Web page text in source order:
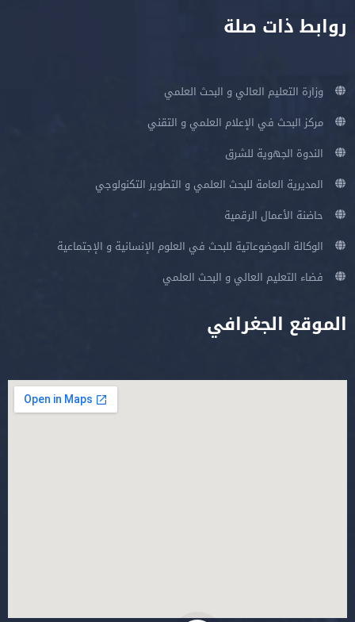
روابط ذات صلة
وزارة التعليم العالي و البحث العلمي
مركز البحث في الإعلام العلمي و التقني
الندوة الجهوية للشرق
المديرية العامة للبحث العلمي و التطوير التكنولوجي
حاضنة الأعمال الرقمية
الوكالة الموضوعاتية للبحث في العلوم الإنسانية و الإجتماعية
فضاء التعليم العالي و البحث العلمي
الموقع الجغرافي